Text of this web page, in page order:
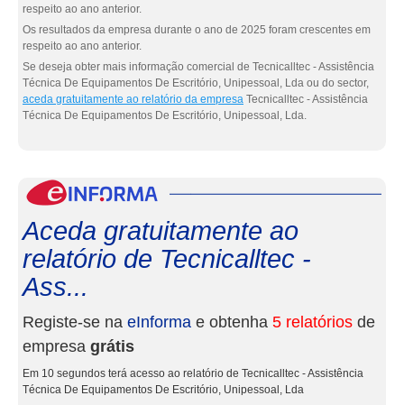
respeito ao ano anterior.
Os resultados da empresa durante o ano de 2025 foram crescentes em
respeito ao ano anterior.
Se deseja obter mais informação comercial de Tecnicalltec - Assistência
Técnica De Equipamentos De Escritório, Unipessoal, Lda ou do sector,
aceda gratuitamente ao relatório da empresa Tecnicalltec - Assistência
Técnica De Equipamentos De Escritório, Unipessoal, Lda.
Aceda gratuitamente ao
relatório de Tecnicalltec -
Ass...
Registe-se na eInforma e obtenha 5 relatórios de
empresa grátis
Em 10 segundos terá acesso ao relatório de Tecnicalltec - Assistência
Técnica De Equipamentos De Escritório, Unipessoal, Lda